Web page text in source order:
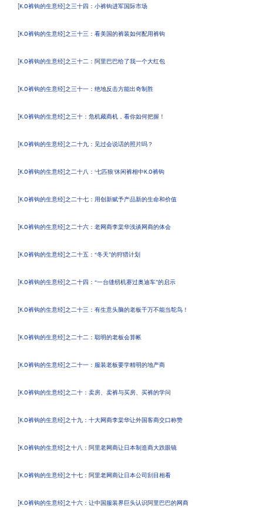
[K.O裤钩的生意经]之三十四：小裤钩进军国际市场
[K.O裤钩的生意经]之三十三：看美国的裤装如何配用裤钩
[K.O裤钩的生意经]之三十二：阿里巴巴给了我一个大红包
[K.O裤钩的生意经]之三十一：绝地反击方能出奇制胜
[K.O裤钩的生意经]之三十：危机藏商机，看你如何把握！
[K.O裤钩的生意经]之二十九：见过会说话的照片吗？
[K.O裤钩的生意经]之二十八：‘七匹狼’休闲裤相中K.O裤钩
[K.O裤钩的生意经]之二十七：用创新赋予产品新的生命和价值
[K.O裤钩的生意经]之二十六：老网商李棠华浅谈网商的体会
[K.O裤钩的生意经]之二十五：“冬天”的狩猎计划
[K.O裤钩的生意经]之二十四：“一台缝纫机赛过奥迪车”的启示
[K.O裤钩的生意经]之二十三：有生意头脑的老板千万不能当鸵鸟！
[K.O裤钩的生意经]之二十二：聪明的老板会算帐
[K.O裤钩的生意经]之二十一：服装老板要学精明的地产商
[K.O裤钩的生意经]之二十：卖房、卖裤与买房、买裤的学问
[K.O裤钩的生意经]之十九：十大网商李棠华让外国客商交口称赞
[K.O裤钩的生意经]之十八：阿里老网商让日本制造商大跌眼镜
[K.O裤钩的生意经]之十七：阿里老网商让日本公司刮目相看
[K.O裤钩的生意经]之十六：让中国服装界巨头认识阿里巴巴的网商